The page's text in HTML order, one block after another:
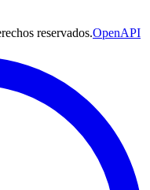
reservados.OpenAPI